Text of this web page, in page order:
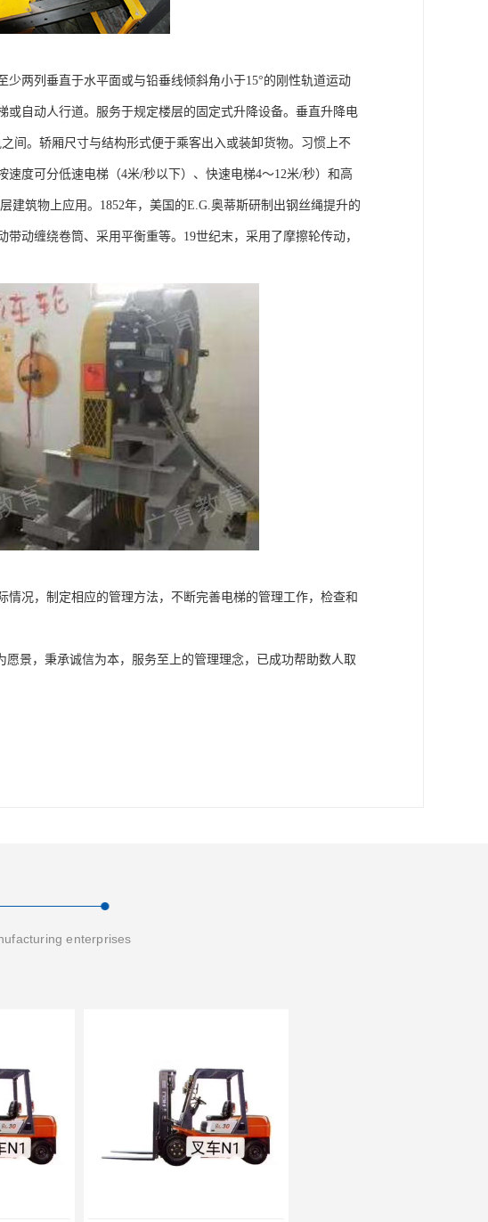
两列垂直于水平面或与铅垂线倾斜角小于15°的刚性轨道运动
自动人行道。服务于规定楼层的固定式升降设备。垂直升降电
间。轿厢尺寸与结构形式便于乘客出入或装卸货物。习惯上不
度可分低速电梯（4米/秒以下）、快速电梯4～12米/秒）和高
建筑物上应用。1852年，美国的E.G.奥蒂斯研制出钢丝绳提升的
动缠绕卷筒、采用平衡重等。19世纪末，采用了摩擦轮传动，
况，制定相应的管理方法，不断完善电梯的管理工作，检查和
景，秉承诚信为本，服务至上的管理理念，已成功帮助数人取
enterprises